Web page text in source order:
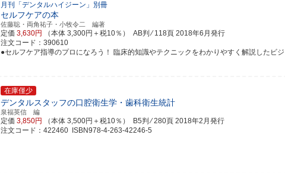
月刊「デンタルハイジーン」別冊
セルフケアの本
佐藤聡・両角祐子・小牧令二 編著
定価 3,630円 （本体 3,300円＋税10％） AB判 ⁄ 118頁 2018年6月発行
注文コード：390610
●セルフケア指導のプロになろう！ 臨床的知識やテクニックをわかりやすく解説したビ
在庫僅少
デンタルスタッフの口腔衛生学・歯科衛生統計
泉福英信 編
定価 3,850円 （本体 3,500円＋税10％） B5判 ⁄ 280頁 2018年2月発行
注文コード：422460 ISBN978-4-263-42246-5